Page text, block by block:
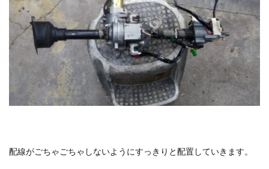
配線がごちゃごちゃしないようにすっきりと配置していきます。